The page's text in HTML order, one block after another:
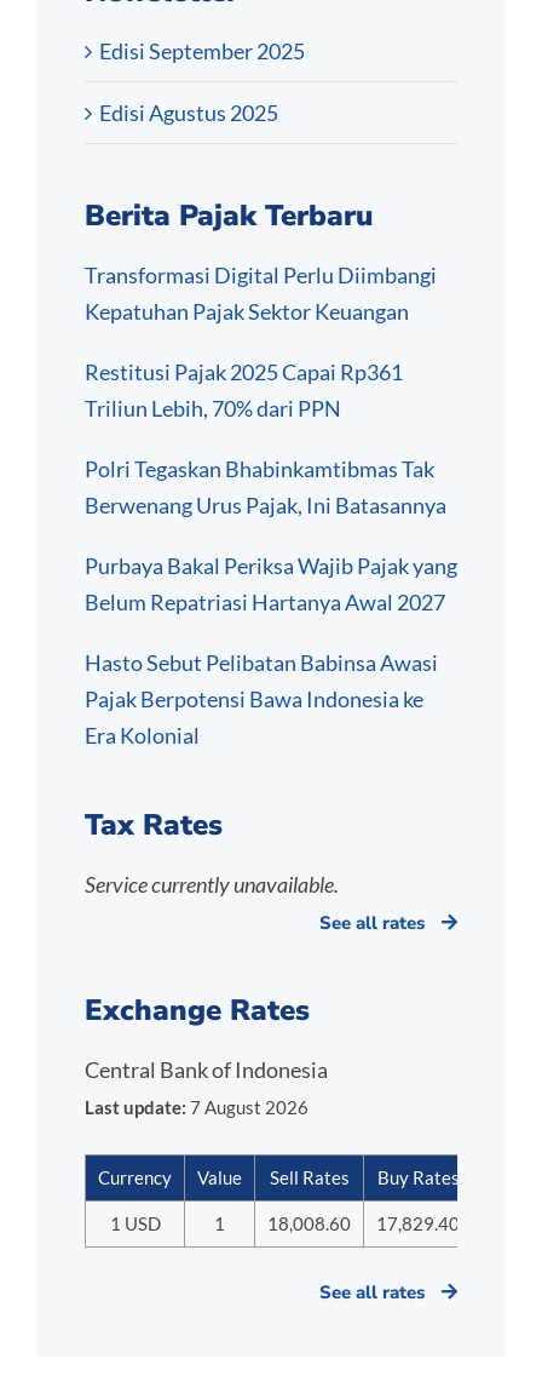
Edisi September 2025
Edisi Agustus 2025
Berita Pajak Terbaru
Transformasi Digital Perlu Diimbangi
Kepatuhan Pajak Sektor Keuangan
Restitusi Pajak 2025 Capai Rp361
Triliun Lebih, 70% dari PPN
Polri Tegaskan Bhabinkamtibmas Tak
Berwenang Urus Pajak, Ini Batasannya
Purbaya Bakal Periksa Wajib Pajak yang
Belum Repatriasi Hartanya Awal 2027
Hasto Sebut Pelibatan Babinsa Awasi
Pajak Berpotensi Bawa Indonesia ke
Era Kolonial
Tax Rates
Service currently unavailable.
See all rates
Exchange Rates
Central Bank of Indonesia
Last update: 7 August 2026
Currency Value Sell Rates Buy Rates
1 USD 1 18,008.60 17,829.40
See all rates